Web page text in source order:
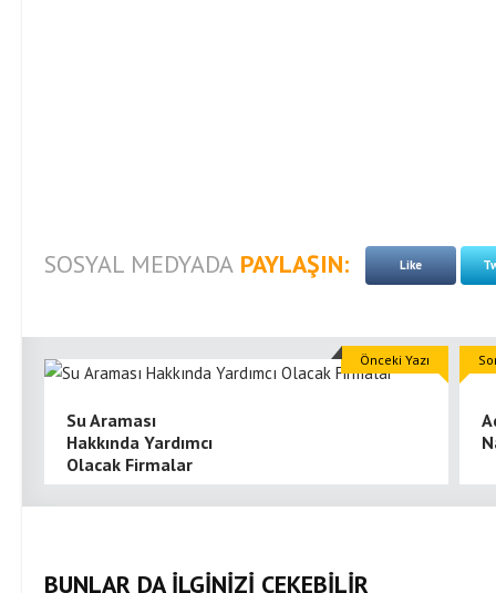
SOSYAL MEDYADA PAYLAŞIN: Like
Su Araması
Hakkında Yardımcı
Olacak Firmalar
Önceki Yazı
BUNLAR DA İLGİNİZİ ÇEKEBİLİR